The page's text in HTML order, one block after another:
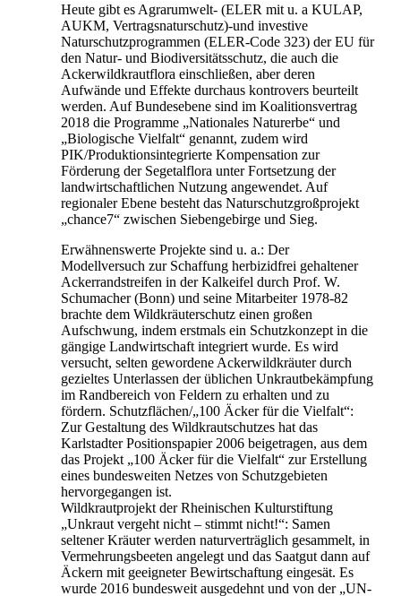
Heute gibt es Agrarumwelt- (ELER mit u. a KULAP,
AUKM, Vertragsnaturschutz)-und investive
Naturschutzprogrammen (ELER-Code 323) der EU für
den Natur- und Biodiversitätsschutz, die auch die
Ackerwildkrautflora einschließen, aber deren
Aufwände und Effekte durchaus kontrovers beurteilt
werden. Auf Bundesebene sind im Koalitionsvertrag
2018 die Programme „Nationales Naturerbe“ und
„Biologische Vielfalt“ genannt, zudem wird
PIK/Produktionsintegrierte Kompensation zur
Förderung der Segetalflora unter Fortsetzung der
landwirtschaftlichen Nutzung angewendet. Auf
regionaler Ebene besteht das Naturschutzgroßprojekt
„chance7“ zwischen Siebengebirge und Sieg.
Erwähnenswerte Projekte sind u. a.: Der
Modellversuch zur Schaffung herbizidfrei gehaltener
Ackerrandstreifen in der Kalkeifel durch Prof. W.
Schumacher (Bonn) und seine Mitarbeiter 1978-82
brachte dem Wildkräuterschutz einen großen
Aufschwung, indem erstmals ein Schutzkonzept in die
gängige Landwirtschaft integriert wurde. Es wird
versucht, selten gewordene Ackerwildkräuter durch
gezieltes Unterlassen der üblichen Unkrautbekämpfung
im Randbereich von Feldern zu erhalten und zu
fördern. Schutzflächen/„100 Äcker für die Vielfalt“:
Zur Gestaltung des Wildkrautschutzes hat das
Karlstadter Positionspapier 2006 beigetragen, aus dem
das Projekt „100 Äcker für die Vielfalt“ zur Erstellung
eines bundesweiten Netzes von Schutzgebieten
hervorgegangen ist.
Wildkrautprojekt der Rheinischen Kulturstiftung
„Unkraut vergeht nicht – stimmt nicht!“: Samen
seltener Kräuter werden naturverträglich gesammelt, in
Vermehrungsbeeten angelegt und das Saatgut dann auf
Äckern mit geeigneter Bewirtschaftung eingesät. Es
wurde 2016 bundesweit ausgedehnt und von der „UN-